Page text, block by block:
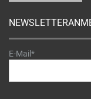
E-Mail*